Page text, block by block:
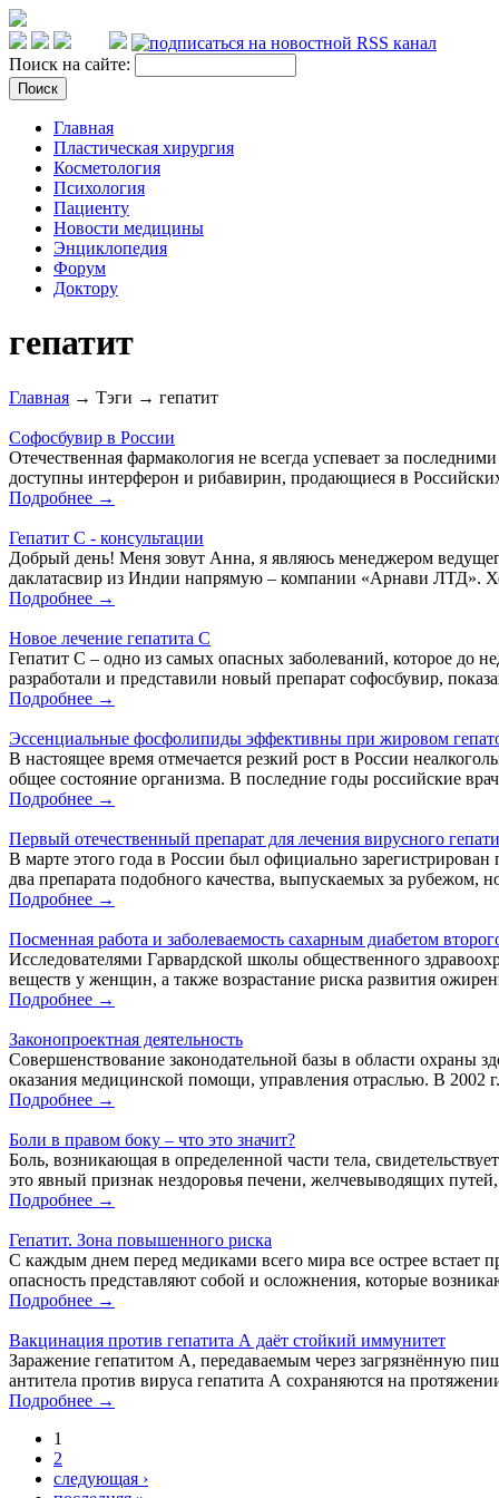
Поиск на сайте:
Главная
Пластическая хирургия
Косметология
Психология
Пациенту
Новости медицины
Энциклопедия
Форум
Доктору
гепатит
Главная → Тэги → гепатит
Софосбувир в России
Отечественная фармакология не всегда успевает за
доступны интерферон и рибавирин, продающиеся в
Подробнее →
Гепатит С - консультации
Добрый день! Меня зовут Анна, я являюсь менеджером
даклатасвир из Индии напрямую – компании «Арнави ЛТД».
Подробнее →
Новое лечение гепатита С
Гепатит С – одно из самых опасных заболеваний, которое до
разработали и представили новый препарат софосбувир,
Подробнее →
Эссенциальные фосфолипиды эффективны при жировом
В настоящее время отмечается резкий рост в России
общее состояние организма. В последние годы российские
Подробнее →
Первый отечественный препарат для лечения вирусного
В марте этого года в России был официально
два препарата подобного качества, выпускаемых за рубежом,
Подробнее →
Посменная работа и заболеваемость сахарным диабетом
Исследователями Гарвардской школы общественного
веществ у женщин, а также возрастание риска развития
Подробнее →
Законопроектная деятельность
Совершенствование законодательной базы в области охраны
оказания медицинской помощи, управления отраслью. В 2002
Подробнее →
Боли в правом боку – что это значит?
Боль, возникающая в определенной части тела,
это явный признак нездоровья печени, желчевыводящих
Подробнее →
Гепатит. Зона повышенного риска
С каждым днем перед медиками всего мира все острее
опасность представляют собой и осложнения, которые
Подробнее →
Вакцинация против гепатита А даёт стойкий иммунитет
Заражение гепатитом А, передаваемым через загрязнённую
антитела против вируса гепатита А сохраняются на
Подробнее →
1
2
следующая ›